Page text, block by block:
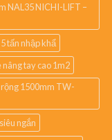
NAL35 NICHI-LIFT –
tấn nhập khẩ
nâng tay cao 1m2
rộng 1500mm TW-
ngắn